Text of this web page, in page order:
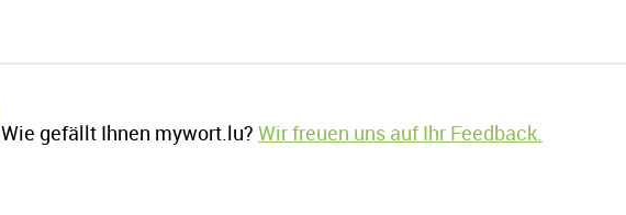
Wie gefällt Ihnen mywort.lu?Wir freuen uns auf Ihr Feedback.